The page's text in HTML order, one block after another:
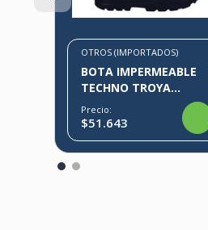
OTROS (IMPORTADOS)
BOTA IMPERMEABLE
TECHNO TROYA
ULTRAGRIP
Precio:
$51.643